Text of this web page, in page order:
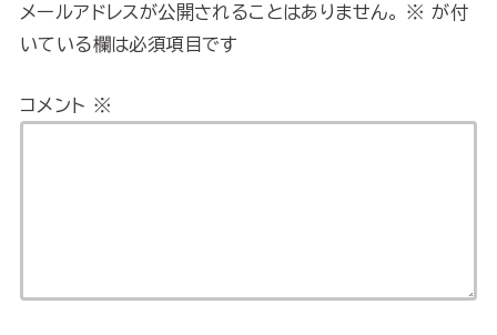
メールアドレスが公開されることはありません。 ※ が付
いている欄は必須項目です
コメント ※